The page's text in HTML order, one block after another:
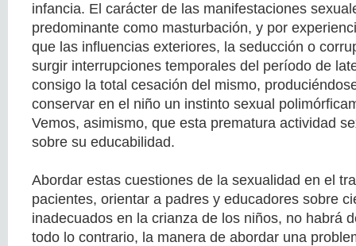
infancia. El carácter de las manifestaciones
predominante como masturbación, y por
que las influencias exteriores, la seducción o
surgir interrupciones temporales del período de
consigo la total cesación del mismo,
conservar en el niño un instinto sexual
Vemos, asimismo, que esta prematura actividad
sobre su educabilidad.
Abordar estas cuestiones de la sexualidad en el
pacientes, orientar a padres y educadores sobre
inadecuados en la crianza de los niños, no habrá
todo lo contrario, la manera de abordar una